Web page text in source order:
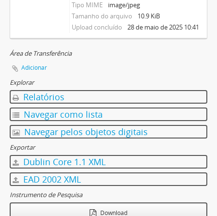
Tipo MIME
image/jpeg
Tamanho do arquivo
10.9 KiB
Upload concluído
28 de maio de 2025 10:41
Área de Transferência
Adicionar
Explorar
Relatórios
Navegar como lista
Navegar pelos objetos digitais
Exportar
Dublin Core 1.1 XML
EAD 2002 XML
Instrumento de Pesquisa
Download